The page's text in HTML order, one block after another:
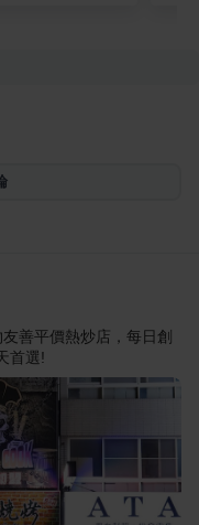
善平價熱炒店，每日創
首選!